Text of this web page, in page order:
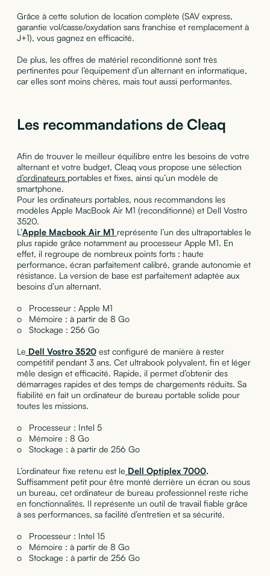
Grâce à cette solution de location complète (SAV express,
garantie vol/casse/oxydation sans franchise et remplacement à
J+1), vous gagnez en efficacité.
De plus, les offres de matériel reconditionné sont très
pertinentes pour l’équipement d’un alternant en informatique,
car elles sont moins chères, mais tout aussi performantes.
Les recommandations de Cleaq
Afin de trouver le meilleur équilibre entre les besoins de votre
alternant et votre budget, Cleaq vous propose une sélection
d’ordinateurs portables et fixes, ainsi qu’un modèle de
smartphone.
Pour les ordinateurs portables, nous recommandons les
modèles Apple MacBook Air M1 (reconditionné) et Dell Vostro
3520.
L’Apple Macbook Air M1 représente l’un des ultraportables le
plus rapide grâce notamment au processeur Apple M1. En
effet, il regroupe de nombreux points forts : haute
performance, écran parfaitement calibré, grande autonomie et
résistance. La version de base est parfaitement adaptée aux
besoins d’un alternant.
o Processeur : Apple M1
o Mémoire : à partir de 8 Go
o Stockage : 256 Go
Le Dell Vostro 3520 est configuré de manière à rester
compétitif pendant 3 ans. Cet ultrabook polyvalent, fin et léger
mêle design et efficacité. Rapide, il permet d’obtenir des
démarrages rapides et des temps de chargements réduits. Sa
fiabilité en fait un ordinateur de bureau portable solide pour
toutes les missions.
o Processeur : Intel 5
o Mémoire : 8 Go
o Stockage : à partir de 256 Go
L’ordinateur fixe retenu est le Dell Optiplex 7000.
Suffisamment petit pour être monté derrière un écran ou sous
un bureau, cet ordinateur de bureau professionnel reste riche
en fonctionnalités. Il représente un outil de travail fiable grâce
à ses performances, sa facilité d’entretien et sa sécurité.
o Processeur : Intel 15
o Mémoire : à partir de 8 Go
o Stockage : à partir de 256 Go